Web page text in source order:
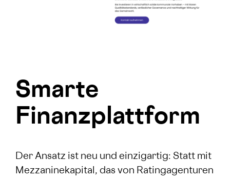
Smarte
Finanzplattform
Der Ansatz ist neu und einzigartig: Statt mit
Mezzaninekapital, das von Ratingagenturen